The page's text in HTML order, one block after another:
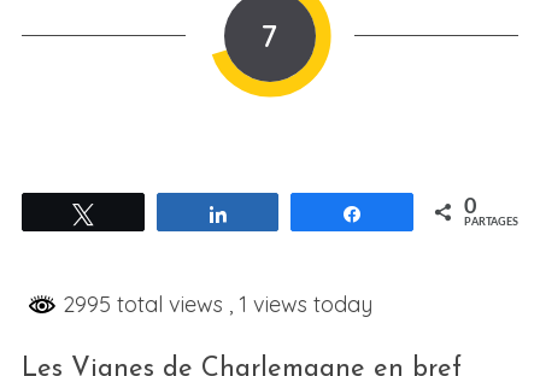
7
Partagez 0
PARTAGES
2995 total views , 1 views today
Les Vignes de Charlemagne en bref